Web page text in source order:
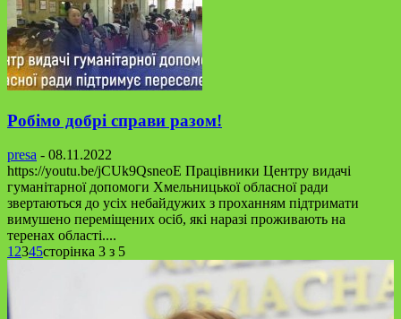
Робімо добрі справи разом!
presa - 08.11.2022
https://youtu.be/jCUk9QsneoE Працівники Центру видачі
гуманітарної допомоги Хмельницької обласної ради
звертаються до усіх небайдужих з проханням підтримати
вимушено переміщених осіб, які наразі проживають на
теренах області....
12345сторінка 3 з 5